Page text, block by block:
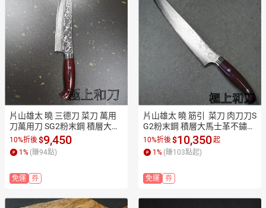
片山雄太 曉 三德刀 菜刀 萬用
刀萬用刀 SG2粉末鋼 積層大馬
士革不鏽鋼 180mm【極上和
刀】【日本高品質菜刀】【AP
P滿額下單10%點數(單一帳號
10%折後$9,450
1 % (賺94點)
免運 券
片山雄太 曉 筋引  菜刀 肉刀刀S
G2粉末鋼 積層大馬士革不鏽鋼
紫檀柄270mm,240mm【極上
和刀】【日本高品質菜刀】【A
PP滿額下單10%點數(單一帳號
10%折後$10,350起
1 % (賺103點起)
免運 券